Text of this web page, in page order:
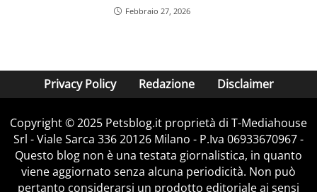
Febbraio 27, 2026
Privacy Policy Redazione Disclaimer
Copyright © 2025 Petsblog.it proprietà di T-Mediahouse
Srl - Viale Sarca 336 20126 Milano - P.Iva 06933670967 -
Questo blog non è una testata giornalistica, in quanto
viene aggiornato senza alcuna periodicità. Non può
pertanto considerarsi un prodotto editoriale ai sensi